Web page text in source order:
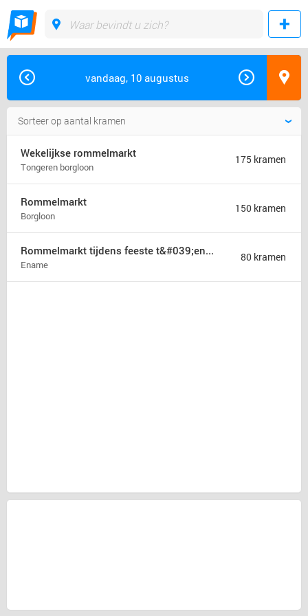
vandaag, 10 augustus
Wekelijkse rommelmarkt
Tongeren borgloon
175 kramen
Rommelmarkt
Borgloon
150 kramen
Rommelmarkt tijdens feeste t&#039;ename
Ename
80 kramen